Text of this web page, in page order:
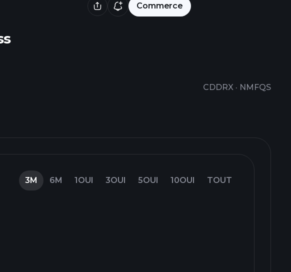
Commerce
CDDRX · NMFQS
3M 6M 1OUI 3OUI 5OUI 10OUI TOUT